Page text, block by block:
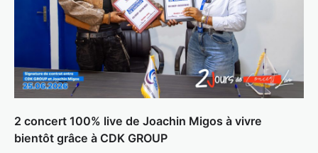
2 concert 100% live de Joachin Migos à vivre
bientôt grâce à CDK GROUP